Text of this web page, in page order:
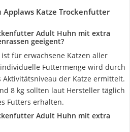
Katze Trockenfutter
Adult Huhn mit extra
geeigent?
für erwachsene Katzen aller
Futtermenge wird durch
der Katze ermittelt.
8 kg sollten laut Hersteller täglich
Futters erhalten.
Adult Huhn mit extra